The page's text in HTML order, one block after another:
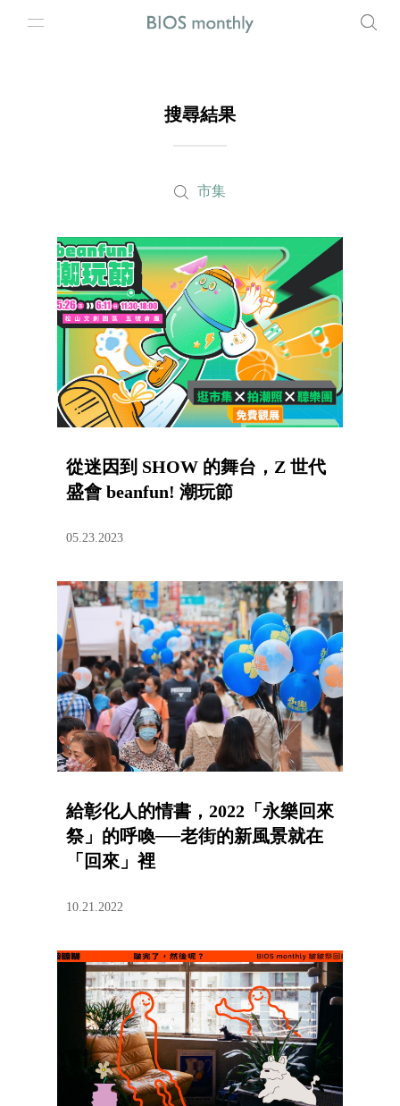
搜尋結果
市集
從迷因到 SHOW 的舞台，Z 世代
盛會 beanfun! 潮玩節
05.23.2023
給彰化人的情書，2022「永樂回來
祭」的呼喚──老街的新風景就在
「回來」裡
10.21.2022